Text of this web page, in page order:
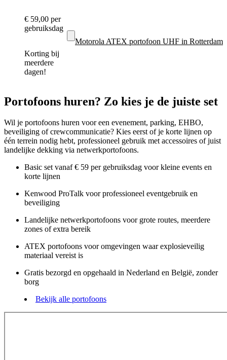
€ 59,00 per
gebruiksdag
Korting bij
meerdere
dagen!
Motorola ATEX portofoon UHF in Rotterdam
Portofoons huren? Zo kies je de juiste set
Wil je portofoons huren voor een evenement, parking, EHBO,
beveiliging of crewcommunicatie? Kies eerst of je korte lijnen op
één terrein nodig hebt, professioneel gebruik met accessoires of juist
landelijke dekking via netwerkportofoons.
Basic set vanaf € 59 per gebruiksdag voor kleine events en
korte lijnen
Kenwood ProTalk voor professioneel eventgebruik en
beveiliging
Landelijke netwerkportofoons voor grote routes, meerdere
zones of extra bereik
ATEX portofoons voor omgevingen waar explosieveilig
materiaal vereist is
Gratis bezorgd en opgehaald in Nederland en België, zonder
borg
Bekijk alle portofoons